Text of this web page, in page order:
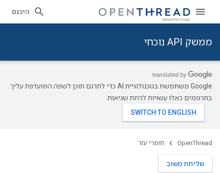
היכנס
ממשק API נוכחי
‫Google משתמשת בטכנולוגיית AI כדי לתרגם תוכן לשפה המועדפת עליך.
בתרגומים כאלו עשויות להיות שגיאות.
OpenThread חומרי עזר
שליחת משוב